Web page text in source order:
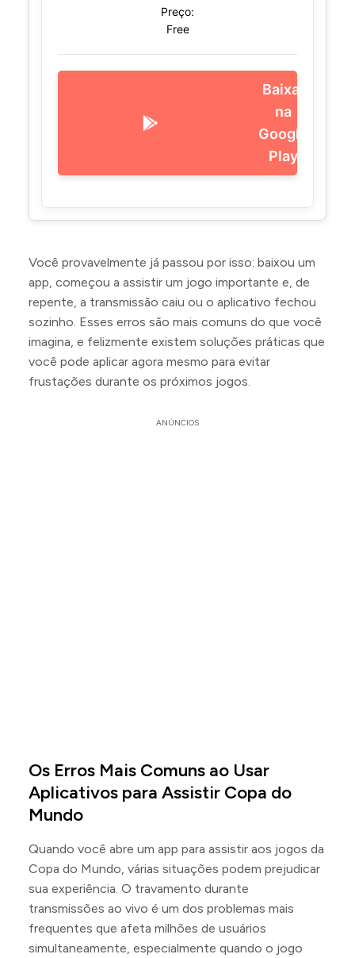
Preço:
Free
Baixar
na
Google
Play
Você provavelmente já passou por isso: baixou um
app, começou a assistir um jogo importante e, de
repente, a transmissão caiu ou o aplicativo fechou
sozinho. Esses erros são mais comuns do que você
imagina, e felizmente existem soluções práticas que
você pode aplicar agora mesmo para evitar
frustações durante os próximos jogos.
ANÚNCIOS
Os Erros Mais Comuns ao Usar
Aplicativos para Assistir Copa do
Mundo
Quando você abre um app para assistir aos jogos da
Copa do Mundo, várias situações podem prejudicar
sua experiência. O travamento durante
transmissões ao vivo é um dos problemas mais
frequentes que afeta milhões de usuários
simultaneamente, especialmente quando o jogo